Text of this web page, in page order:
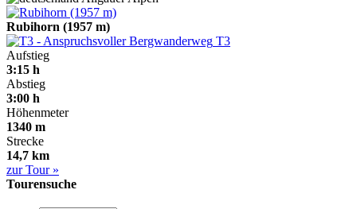
Rubihorn (1957 m)
T3
Aufstieg
3:15 h
Abstieg
3:00 h
Höhenmeter
1340 m
Strecke
14,7 km
zur Tour »
Tourensuche